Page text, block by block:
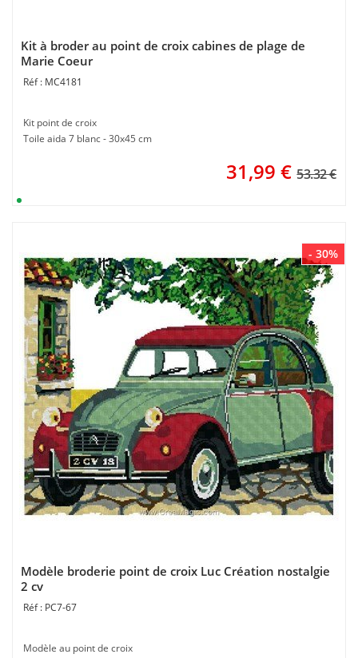
Kit à broder au point de croix cabines de plage de
Marie Coeur
MC4181
Kit point de croix
Toile aida 7 blanc - 30x45 cm
31,99 € 53.32 €
- 30%
Modèle broderie point de croix Luc Création nostalgie
2 cv
PC7-67
Modèle au point de croix